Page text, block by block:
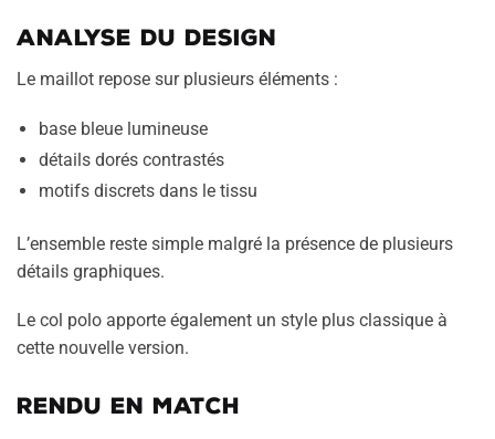
Analyse du design
Le maillot repose sur plusieurs éléments :
base bleue lumineuse
détails dorés contrastés
motifs discrets dans le tissu
L’ensemble reste simple malgré la présence de plusieurs
détails graphiques.
Le col polo apporte également un style plus classique à
cette nouvelle version.
Rendu en match